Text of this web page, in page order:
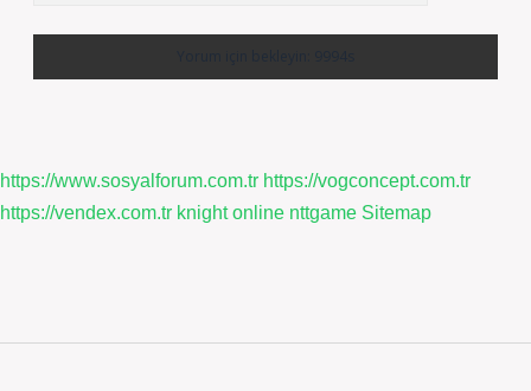
https://www.sosyalforum.com.tr https://vogconcept.com.tr
https://vendex.com.tr knight online nttgame Sitemap